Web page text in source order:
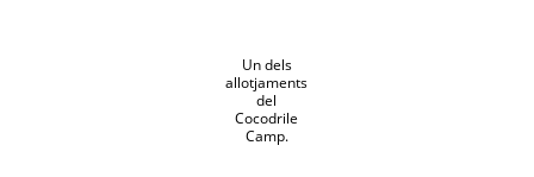
Un dels
allotjaments
del
Cocodrile
Camp.